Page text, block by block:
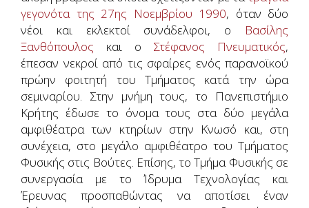
γεγονότα της 27ης Νοεμβρίου 1990, όταν δύο
νέοι και εκλεκτοί συνάδελφοι, ο Βασίλης
Ξανθόπουλος και ο Στέφανος Πνευματικός,
έπεσαν νεκροί από τις σφαίρες ενός παρανοϊκού
πρώην φοιτητή του Τμήματος κατά την ώρα
σεμιναρίου. Στην μνήμη τους, το Πανεπιστήμιο
Κρήτης έδωσε το όνομα τους στα δύο μεγάλα
αμφιθέατρα των κτηρίων στην Κνωσό και, στη
συνέχεια, στο μεγάλο αμφιθέατρο του Τμήματος
Φυσικής στις Βούτες. Επίσης, το Τμήμα Φυσικής σε
συνεργασία με το Ίδρυμα Τεχνολογίας και
Έρευνας προσπαθώντας να αποτίσει έναν